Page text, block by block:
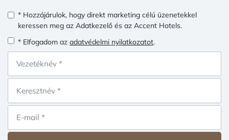
* Hozzájárulok, hogy direkt marketing célú üzenetekkel
keressen meg az Adatkezelő és az Accent Hotels.
* Elfogadom az adatvédelmi nyilatkozatot.